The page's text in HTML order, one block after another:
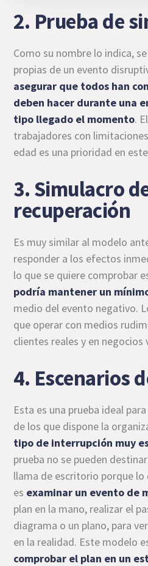
2. Prueba de
Como su nombre lo indica,
propias de un evento
asegurar que todos han
deben hacer durante una
tipo llegado el momento.
trabajadores con
edad es una prioridad en
3. Simulacro
recuperación
Es muy similar al modelo
responder a los efectos
lo que se quiere comprobar
podría mantener un
medio del evento negativo.
que operar con medios
clientes reales y en negocios
4. Escenarios
Esta es una prueba ideal
de los que dispone la
tipo de interrupción muy
prueba no se pueden
llama de escritorio porque lo
es examinar un evento de
plan en la mano, realizar el
diagrama o un plano, para
en la realidad. Este modelo
comprobar el plan en un